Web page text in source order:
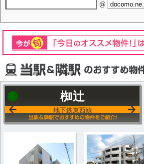
@
椥辻
地下鉄東西線